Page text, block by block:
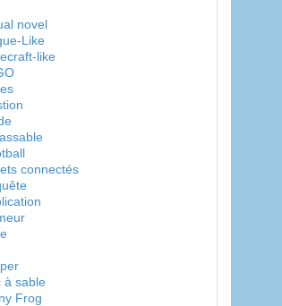
novel
Like
like
connectés
à sable
Frog